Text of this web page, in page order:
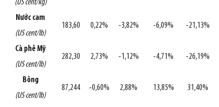
(US cent/kg)
Nước cam
(US cent/lb)
183,60 0,22% -3,82% -6,09% -21,13%
Cà phê Mỹ
(US cent/lb)
282,30 2,73% -1,12% -4,71% -26,19%
Bông
(US cent/lb)
87,244 -0,60% 2,88% 13,85% 31,40%